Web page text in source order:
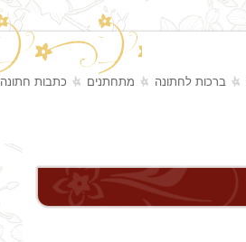
ברכות לחתונה מתחתנים
כתבות חתונה